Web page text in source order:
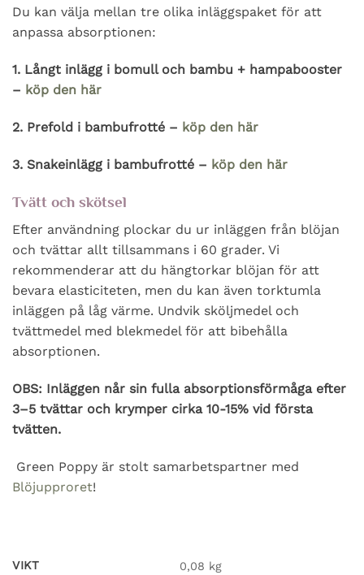
Du kan välja mellan tre olika inläggspaket för att
anpassa absorptionen:
1. Långt inlägg i bomull och bambu + hampabooster
– köp den här
2. Prefold i bambufrotté – köp den här
3. Snakeinlägg i bambufrotté – köp den här
Tvätt och skötsel
Efter användning plockar du ur inläggen från blöjan
och tvättar allt tillsammans i 60 grader. Vi
rekommenderar att du hängtorkar blöjan för att
bevara elasticiteten, men du kan även torktumla
inläggen på låg värme. Undvik sköljmedel och
tvättmedel med blekmedel för att bibehålla
absorptionen.
OBS: Inläggen når sin fulla absorptionsförmåga efter
3–5 tvättar och krymper cirka 10-15% vid första
tvätten.
Green Poppy är stolt samarbetspartner med
Blöjupproret!
VIKT 0,08 kg